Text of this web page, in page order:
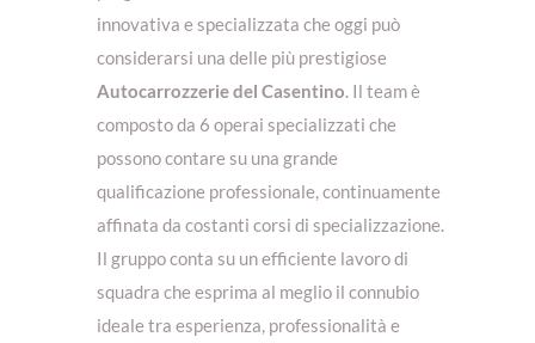
innovativa e specializzata che oggi può
considerarsi una delle più prestigiose
Autocarrozzerie del Casentino. Il team è
composto da 6 operai specializzati che
possono contare su una grande
qualificazione professionale, continuamente
affinata da costanti corsi di specializzazione.
Il gruppo conta su un efficiente lavoro di
squadra che esprima al meglio il connubio
ideale tra esperienza, professionalità e